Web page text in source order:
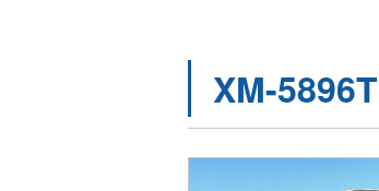
XM-5896T